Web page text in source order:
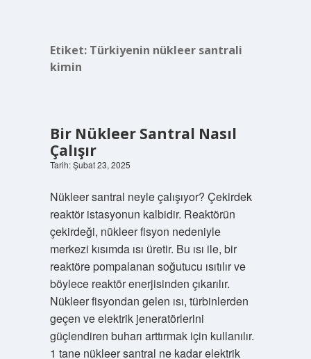
Etiket: Türkiyenin nükleer santrali
kimin
Bir Nükleer Santral Nasıl
Çalışır
Tarih: Şubat 23, 2025
Nükleer santral neyle çalışıyor? Çekirdek
reaktör istasyonun kalbidir. Reaktörün
çekirdeği, nükleer fisyon nedeniyle
merkezi kısımda ısı üretir. Bu ısı ile, bir
reaktöre pompalanan soğutucu ısıtılır ve
böylece reaktör enerjisinden çıkarılır.
Nükleer fisyondan gelen ısı, türbinlerden
geçen ve elektrik jeneratörlerini
güçlendiren buharı arttırmak için kullanılır.
1 tane nükleer santral ne kadar elektrik